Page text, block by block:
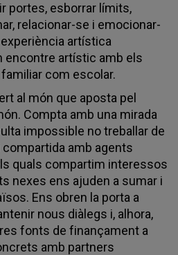
portes, esborrar límits,
relacionar-se i emocionar-
artística
encontre artístic amb els
com escolar.
al món que aposta pel
Compta amb una mirada
impossible no treballar de
compartida amb agents
quals compartim interessos
nexes ens ajuden a sumar i
Ens obren la porta a
nous diàlegs i, alhora,
fonts de finançament a
amb partners